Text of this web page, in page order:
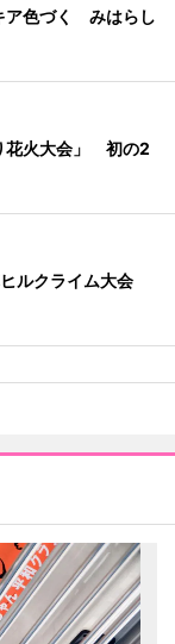
ア色づく みはらし
花火大会」 初の2
ルクライム大会